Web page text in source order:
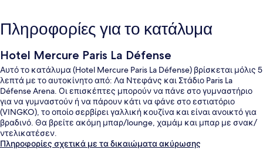
Πληροφορίες για το κατάλυμα
Hotel Mercure Paris La Défense
Αυτό το κατάλυμα (Hotel Mercure Paris La Défense) βρίσκεται μόλις 5
λεπτά με το αυτοκίνητο από: Λα Ντεφάνς και Στάδιο Paris La
Défense Arena. Οι επισκέπτες μπορούν να πάνε στο γυμναστήριο
για να γυμναστούν ή να πάρουν κάτι να φάνε στο εστιατόριο
(VINGKO), το οποίο σερβίρει γαλλική κουζίνα και είναι ανοικτό για
βραδινό. Θα βρείτε ακόμη μπαρ/lounge, χαμάμ και μπαρ με σνακ/
ντελικατέσεν.
Πληροφορίες σχετικά με τα δικαιώματα ακύρωσης